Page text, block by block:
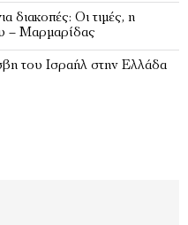
διακοπές: Οι τιμές, η
– Μαρμαρίδας
του Ισραήλ στην Ελλάδα